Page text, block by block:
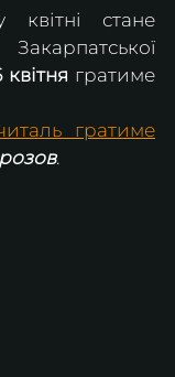
квітня
гратиме
.